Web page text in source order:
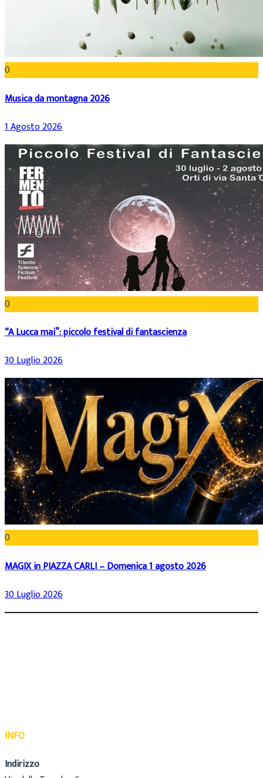
0
Musica da montagna 2026
1 Agosto 2026
0
“A Lucca mai”: piccolo festival di fantascienza
30 Luglio 2026
0
MAGIX in PIAZZA CARLI – Domenica 1 agosto 2026
30 Luglio 2026
INFO
Indirizzo